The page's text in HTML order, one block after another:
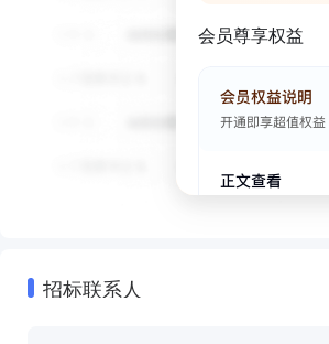
会员尊享权益
招标联系人